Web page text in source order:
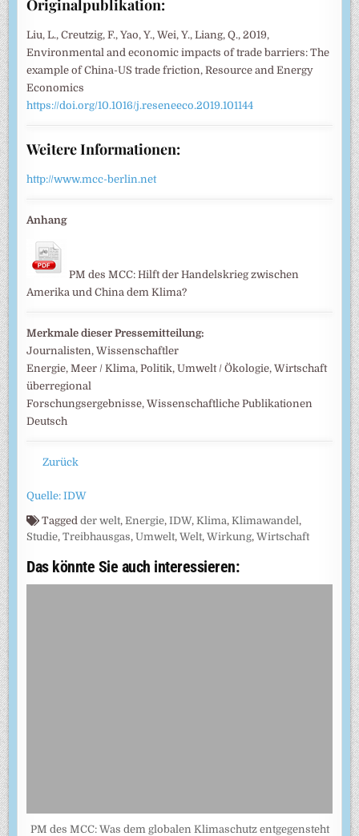
Originalpublikation:
Liu, L., Creutzig, F., Yao, Y., Wei, Y., Liang, Q., 2019,
Environmental and economic impacts of trade barriers: The
example of China-US trade friction, Resource and Energy
Economics
https://doi.org/10.1016/j.reseneeco.2019.101144
Weitere Informationen:
http://www.mcc-berlin.net
Anhang
PM des MCC: Hilft der Handelskrieg zwischen
Amerika und China dem Klima?
Merkmale dieser Pressemitteilung:
Journalisten, Wissenschaftler
Energie, Meer / Klima, Politik, Umwelt / Ökologie, Wirtschaft
überregional
Forschungsergebnisse, Wissenschaftliche Publikationen
Deutsch
Zurück
Quelle: IDW
Taggedder welt,Energie,IDW,Klima,Klimawandel,
Studie,Treibhausgas,Umwelt,Welt,Wirkung,Wirtschaft
Das könnte Sie auch interessieren:
PM des MCC: Was dem globalen Klimaschutz entgegensteht